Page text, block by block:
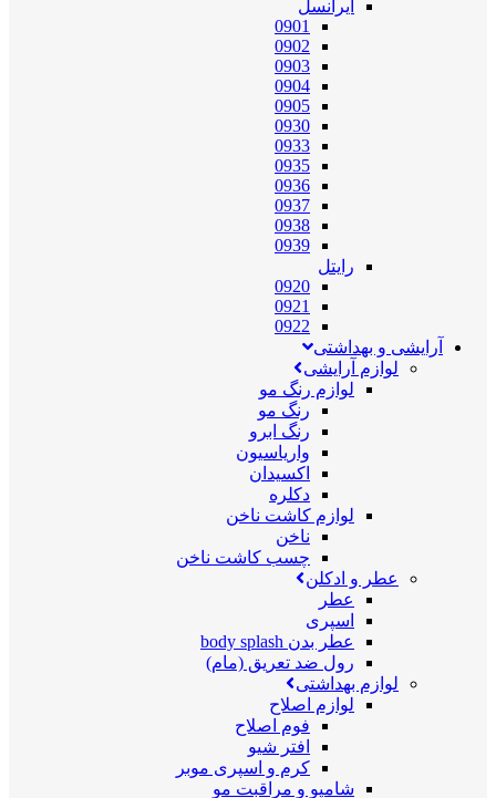
ایرانسل
0901
0902
0903
0904
0905
0930
0933
0935
0936
0937
0938
0939
رایتل
0920
0921
0922
آرایشی و بهداشتی
لوازم آرایشی
لوازم رنگ مو
رنگ مو
رنگ ابرو
واریاسیون
اکسیدان
دکلره
لوازم کاشت ناخن
ناخن
چسب کاشت ناخن
عطر و ادکلن
عطر
اسپری
عطر بدن body splash
رول ضد تعریق (مام)
لوازم بهداشتی
لوازم اصلاح
فوم اصلاح
افتر شیو
کرم و اسپری موبر
شامپو و مراقبت مو